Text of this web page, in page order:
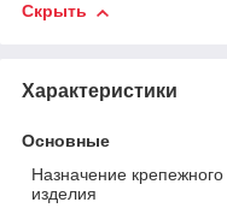
Скрыть
Характеристики
Основные
Назначение крепежного
изделия